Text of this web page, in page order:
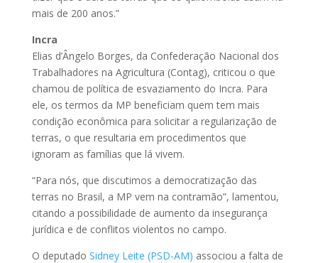
mais de 200 anos.”
Incra
Elias d’Ângelo Borges, da Confederação Nacional dos
Trabalhadores na Agricultura (Contag), criticou o que
chamou de política de esvaziamento do Incra. Para
ele, os termos da MP beneficiam quem tem mais
condição econômica para solicitar a regularização de
terras, o que resultaria em procedimentos que
ignoram as famílias que lá vivem.
“Para nós, que discutimos a democratização das
terras no Brasil, a MP vem na contramão”, lamentou,
citando a possibilidade de aumento da insegurança
jurídica e de conflitos violentos no campo.
O deputado Sidney Leite (PSD-AM) associou a falta de